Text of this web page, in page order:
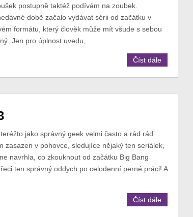
postupně taktéž podívám na zoubek.
době začalo vydávat sérii od začátku v
formátu, který člověk může mít všude s sebou
Jen pro úplnost uvedu,
Číst dále
jako správný geek velmi často a rád rád
zasazen v pohovce, sledujíce nějaký ten seriálek,
navrhla, co zkouknout od začátku Big Bang
ten správný oddych po celodenní perné práci! A
Číst dále